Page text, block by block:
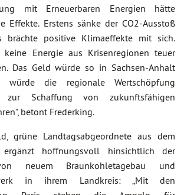
mit Erneuerbaren Energien hätte
Effekte. Erstens sänke der CO2-Ausstoß
brächte positive Klimaeffekte mit sich.
keine Energie aus Krisenregionen teuer
Das Geld würde so in Sachsen-Anhalt
würde die regionale Wertschöpfung
Schaffung von zukunftsfähigen
betont Frederking.
grüne Landtagsabgeordnete aus dem
ergänzt hoffnungsvoll hinsichtlich der
neuem Braunkohletagebau und
in ihrem Landkreis: „Mit den